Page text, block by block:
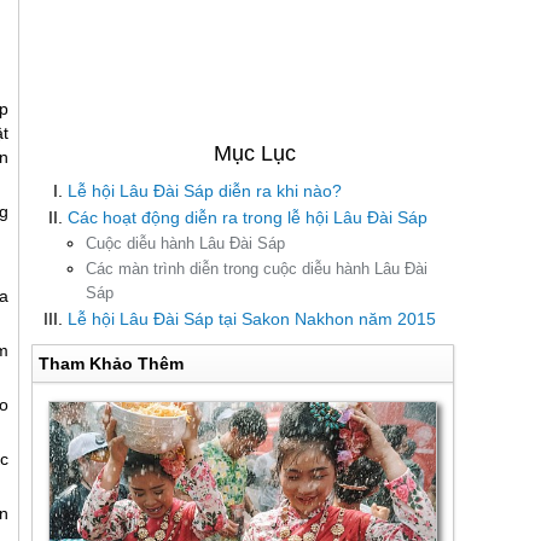
Lễ hội Lâu Đài Sáp diễn ra khi nào?
Các hoạt động diễn ra trong lễ hội Lâu Đài Sáp
Cuộc diễu hành Lâu Đài Sáp
Các màn trình diễn trong cuộc diễu hành Lâu Đài
Sáp
Lễ hội Lâu Đài Sáp tại Sakon Nakhon năm 2015
Tham Khảo Thêm